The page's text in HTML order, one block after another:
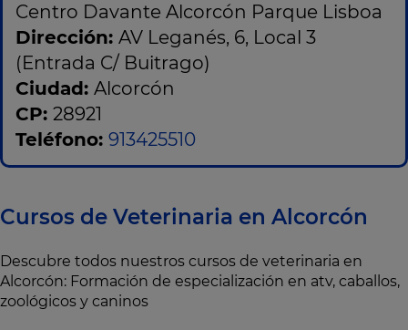
Centro Davante Alcorcón Parque Lisboa
Dirección: AV Leganés, 6, Local 3
(Entrada C/ Buitrago)
Ciudad: Alcorcón
CP: 28921
Teléfono: 913425510
Cursos de Veterinaria en Alcorcón
Descubre todos nuestros cursos de veterinaria en
Alcorcón: Formación de especialización en atv, caballos,
zoológicos y caninos